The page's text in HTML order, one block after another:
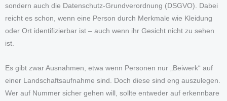
sondern auch die Datenschutz-Grundverordnung (DSGVO). Dabei
reicht es schon, wenn eine Person durch Merkmale wie Kleidung
oder Ort identifizierbar ist – auch wenn ihr Gesicht nicht zu sehen
ist.
Es gibt zwar Ausnahmen, etwa wenn Personen nur „Beiwerk“ auf
einer Landschaftsaufnahme sind. Doch diese sind eng auszulegen.
Wer auf Nummer sicher gehen will, sollte entweder auf erkennbare